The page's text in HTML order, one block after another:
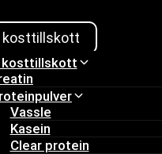
kosttillskott
kosttillskott
Vassle
Kasein
Clear protein